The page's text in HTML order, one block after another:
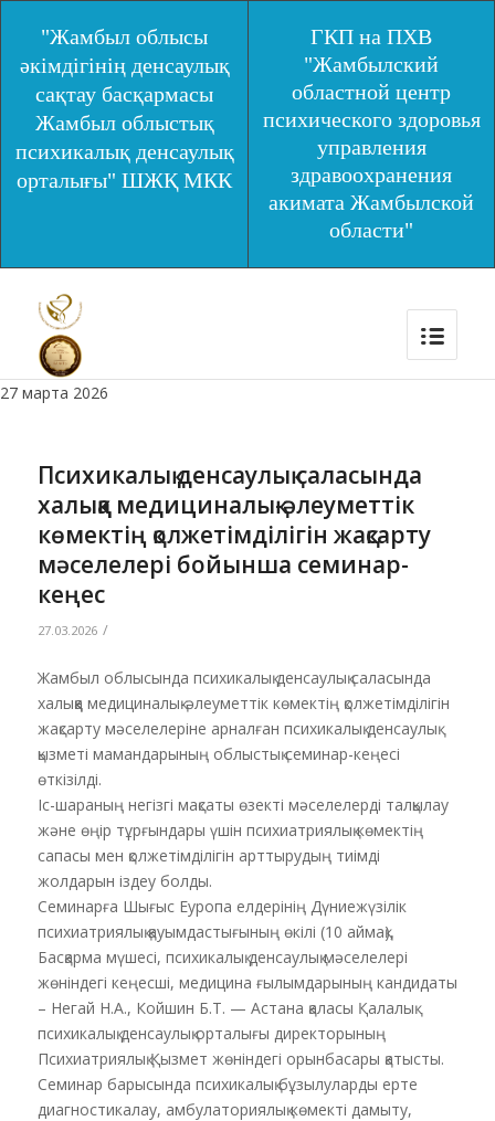
"Жамбыл облысы
әкімдігінің денсаулық
сақтау басқармасы
Жамбыл облыстық
психикалық денсаулық
орталығы" ШЖҚ МКК
ГКП на ПХВ
"Жамбылский
областной центр
психического здоровья
управления
здравоохранения
акимата Жамбылской
области"
27 марта 2026
Психикалық денсаулық саласында
халыққа медициналық-әлеуметтік
көмектің қолжетімділігін жақсарту
мәселелері бойынша семинар-
кеңес
27.03.2026 /
Жамбыл облысында психикалық денсаулық саласында
халыққа медициналық-әлеуметтік көмектің қолжетімділігін
жақсарту мәселелеріне арналған психикалық денсаулық
қызметі мамандарының облыстық семинар-кеңесі
өткізілді.
Іс-шараның негізгі мақсаты өзекті мәселелерді талқылау
және өңір тұрғындары үшін психиатриялық көмектің
сапасы мен қолжетімділігін арттырудың тиімді
жолдарын іздеу болды.
Семинарға Шығыс Еуропа елдерінің Дүниежүзілік
психиатриялық қауымдастығының өкілі (10 аймақ),
Басқарма мүшесі, психикалық денсаулық мәселелері
жөніндегі кеңесші, медицина ғылымдарының кандидаты
– Негай Н.А., Койшин Б.Т. — Астана қаласы Қалалық
психикалық денсаулық орталығы директорының
Психиатриялық Қызмет жөніндегі орынбасары қатысты.
Семинар барысында психикалық бұзылуларды ерте
диагностикалау, амбулаториялық көмекті дамыту,